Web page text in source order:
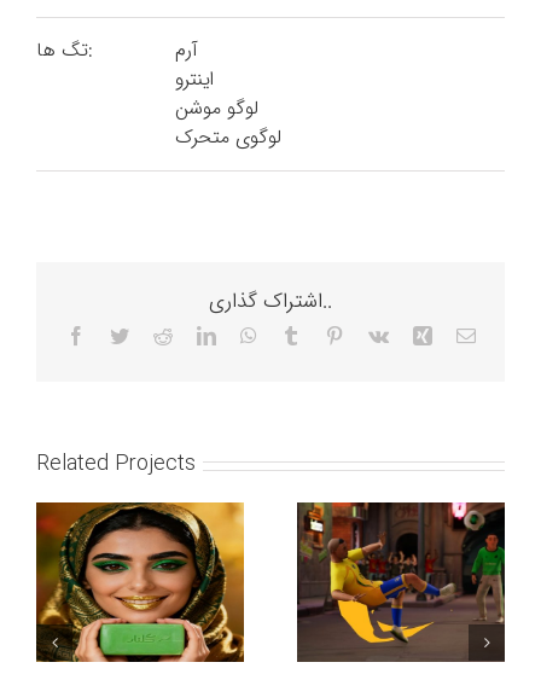
تگ ها:
آرم
اینترو
لوگو موشن
لوگوی متحرک
اشتراک گذاری..
Facebook
TwitterRedditLinkedInWhatsApp
Tumblr Pinterest
Vk Xing Email
Related Projects